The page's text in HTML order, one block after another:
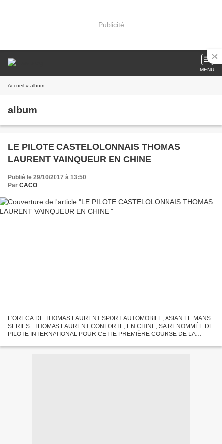
Publicité
MENU
Accueil » album
album
LE PILOTE CASTELOLONNAIS THOMAS
LAURENT VAINQUEUR EN CHINE
Publié le 29/10/2017 à 13:50
Par CACO
L'ORECA DE THOMAS LAURENT SPORT AUTOMOBILE, ASIAN LE MANS
SERIES : THOMAS LAURENT CONFORTE, EN CHINE, SA RENOMMÉE DE
PILOTE INTERNATIONAL POUR CETTE PREMIÈRE COURSE DE LA
avoir offert...